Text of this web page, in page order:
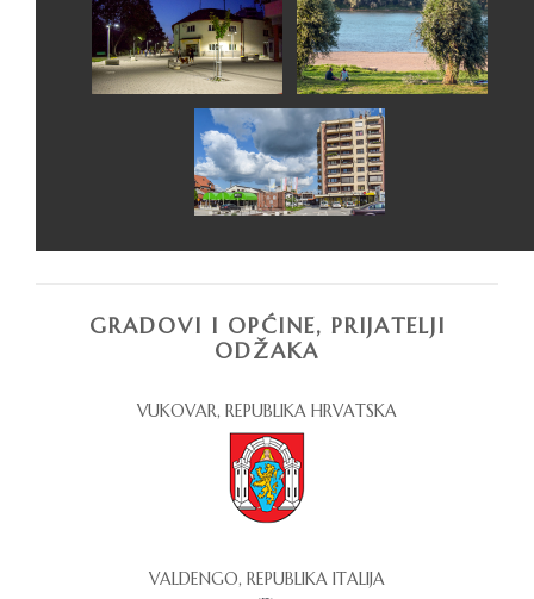
GRADOVI I OPĆINE, PRIJATELJI
ODŽAKA
VUKOVAR, REPUBLIKA HRVATSKA
VALDENGO, REPUBLIKA ITALIJA